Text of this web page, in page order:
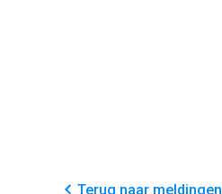
Terug naar meldingen